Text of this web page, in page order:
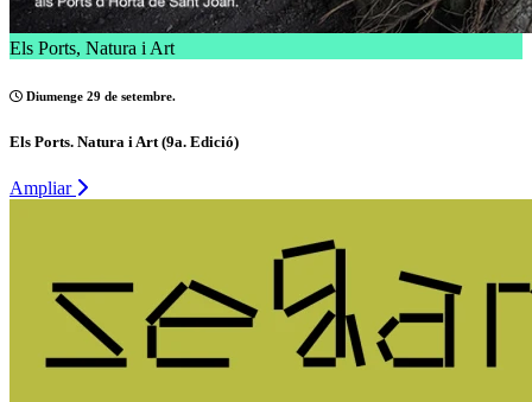
Els Ports, Natura i Art
Diumenge 29 de setembre.
Els Ports. Natura i Art (9a. Edició)
Ampliar